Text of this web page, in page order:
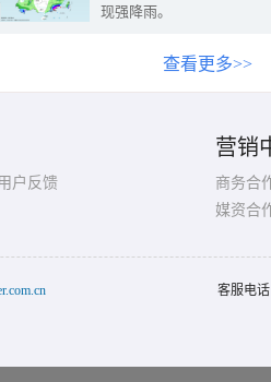
现强降雨。
查看更多>>
户反馈
营销
商务合
媒资合
客服电